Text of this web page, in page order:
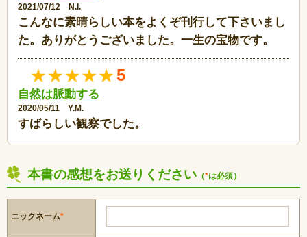
2021/07/12 N.I.
こんなに素晴らしい本をよくぞ刊行して下さいまし
た。ありがとうございました。一生の宝物です。
5
自然は脈動する
2020/05/11 Y.M.
すばらしい観察でした。
本書の感想をお送りください （*は必須）
ニックネーム*